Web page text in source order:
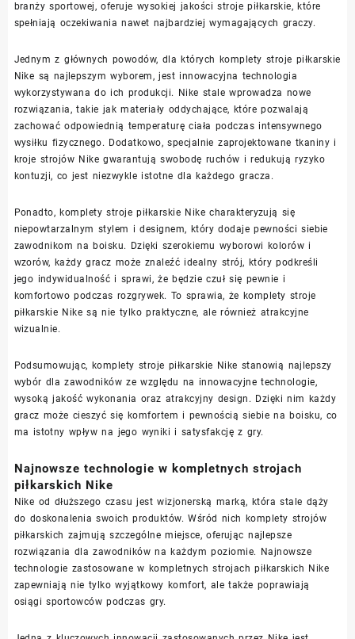
branży sportowej, oferuje wysokiej jakości stroje piłkarskie, które
spełniają oczekiwania nawet najbardziej wymagających graczy.
Jednym z głównych powodów, dla których komplety stroje piłkarskie
Nike są najlepszym wyborem, jest innowacyjna technologia
wykorzystywana do ich produkcji. Nike stale wprowadza nowe
rozwiązania, takie jak materiały oddychające, które pozwalają
zachować odpowiednią temperaturę ciała podczas intensywnego
wysiłku fizycznego. Dodatkowo, specjalnie zaprojektowane tkaniny i
kroje strojów Nike gwarantują swobodę ruchów i redukują ryzyko
kontuzji, co jest niezwykle istotne dla każdego gracza.
Ponadto, komplety stroje piłkarskie Nike charakteryzują się
niepowtarzalnym stylem i designem, który dodaje pewności siebie
zawodnikom na boisku. Dzięki szerokiemu wyborowi kolorów i
wzorów, każdy gracz może znaleźć idealny strój, który podkreśli
jego indywidualność i sprawi, że będzie czuł się pewnie i
komfortowo podczas rozgrywek. To sprawia, że komplety stroje
piłkarskie Nike są nie tylko praktyczne, ale również atrakcyjne
wizualnie.
Podsumowując, komplety stroje piłkarskie Nike stanowią najlepszy
wybór dla zawodników ze względu na innowacyjne technologie,
wysoką jakość wykonania oraz atrakcyjny design. Dzięki nim każdy
gracz może cieszyć się komfortem i pewnością siebie na boisku, co
ma istotny wpływ na jego wyniki i satysfakcję z gry.
Najnowsze technologie w kompletnych strojach
piłkarskich Nike
Nike od dłuższego czasu jest wizjonerską marką, która stale dąży
do doskonalenia swoich produktów. Wśród nich komplety strojów
piłkarskich zajmują szczególne miejsce, oferując najlepsze
rozwiązania dla zawodników na każdym poziomie. Najnowsze
technologie zastosowane w kompletnych strojach piłkarskich Nike
zapewniają nie tylko wyjątkowy komfort, ale także poprawiają
osiągi sportowców podczas gry.